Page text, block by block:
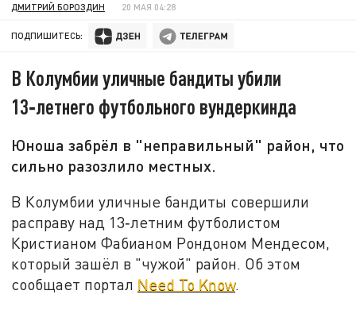
ДМИТРИЙ БОРОЗДИН 20 МАЯ 04:28
ПОДПИШИТЕСЬ:
В Колумбии уличные бандиты убили
13‑летнего футбольного вундеркинда
Юноша забрёл в "неправильный" район, что
сильно разозлило местных.
В Колумбии уличные бандиты совершили
расправу над 13‑летним футболистом
Кристианом Фабианом Рондоном Мендесом,
который зашёл в "чужой" район. Об этом
сообщает портал Need To Know.